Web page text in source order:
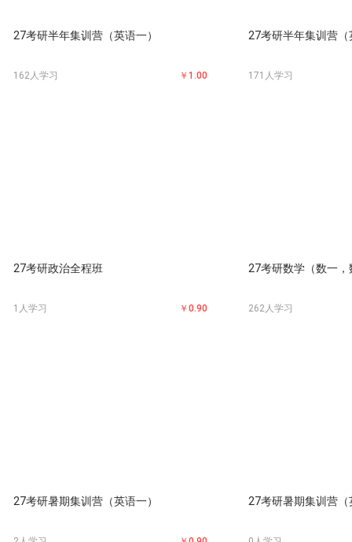
27考研半年集训营（英语一）
162人学习 ￥1.00
27考研半年集训营（
171人学习
27考研政治全程班
1人学习 ￥0.90
27考研数学（数一
262人学习
27考研暑期集训营（英语一） 27考研暑期集训营（